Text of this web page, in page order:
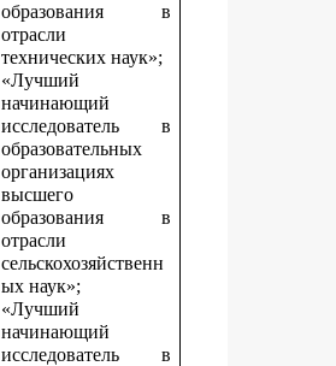
образования в
отрасли
технических наук»;
«Лучший
начинающий
исследователь в
образовательных
организациях
высшего
образования в
отрасли
сельскохозяйственн
ых наук»;
«Лучший
начинающий
исследователь в